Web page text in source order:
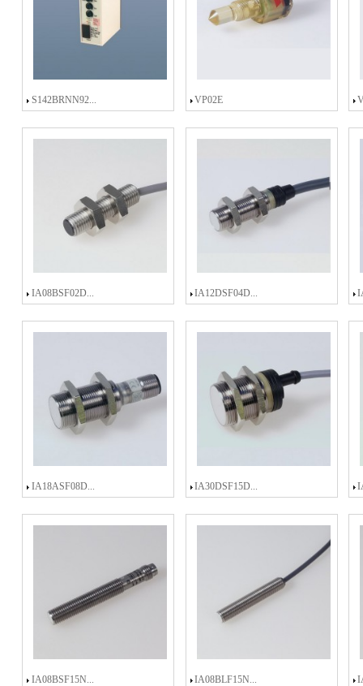
S142BRNN92... VP02E
IA08BSF02D... IA12DSF04D...
IA18ASF08D... IA30DSF15D...
IA08BSF15N... IA08BLF15N...